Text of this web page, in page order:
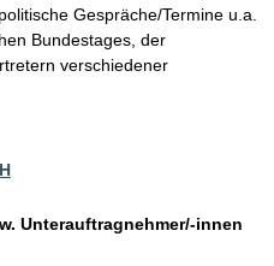
Gespräche/Termine u.a.
Bundestages, der
verschiedener
Unterauftragnehmer/-innen